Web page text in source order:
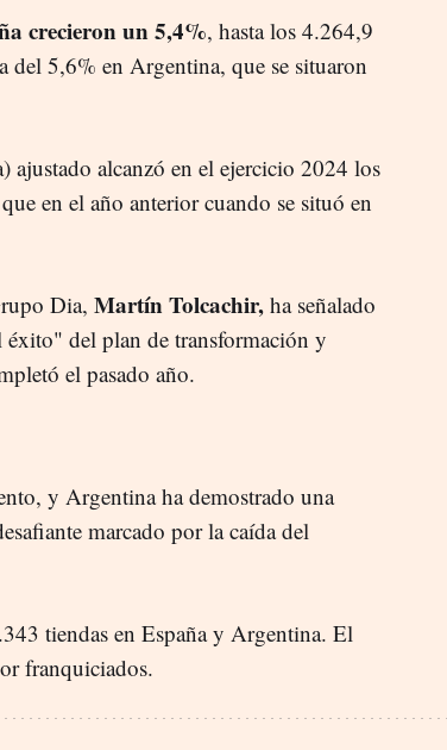
crecieron un 5,4%, hasta los 4.264,9
del 5,6% en Argentina, que se situaron
alcanzó en el ejercicio 2024 los
en el año anterior cuando se situó en
Dia, Martín Tolcachir, ha señalado
del plan de transformación y
el pasado año.
y Argentina ha demostrado una
marcado por la caída del
tiendas en España y Argentina. El
franquiciados.